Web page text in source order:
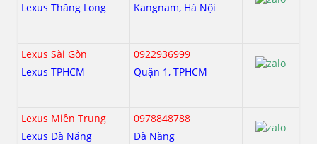
Lexus Thăng Long
Kangnam, Hà Nội
Lexus Sài Gòn
Lexus TPHCM
0922936999
Quận 1, TPHCM
Lexus Miền Trung
Lexus Đà Nẵng
0978848788
Đà Nẵng